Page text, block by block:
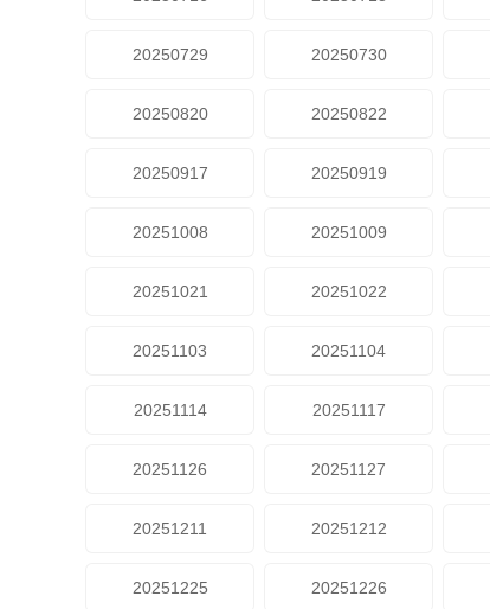
20250729 20250730
20250820 20250822
20250917 20250919
20251008 20251009
20251021 20251022
20251103 20251104
20251114 20251117
20251126 20251127
20251211 20251212
20251225 20251226